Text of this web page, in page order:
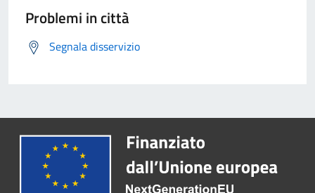
Problemi in città
Segnala disservizio